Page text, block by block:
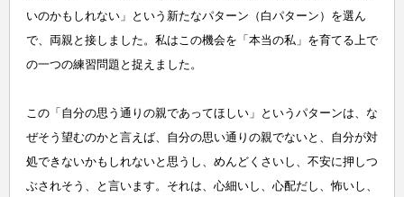
いのかもしれない」という新たなパターン（白パターン）を選ん
で、両親と接しました。私はこの機会を「本当の私」を育てる上で
の一つの練習問題と捉えました。
この「自分の思う通りの親であってほしい」というパターンは、な
ぜそう望むのかと言えば、自分の思い通りの親でないと、自分が対
処できないかもしれないと思うし、めんどくさいし、不安に押しつ
ぶされそう、と言います。それは、心細いし、心配だし、怖いし、